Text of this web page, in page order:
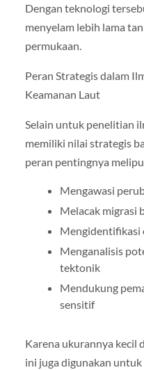
Dengan teknologi
menyelam lebih lama
permukaan.
Peran Strategis dalam
Keamanan Laut
Selain untuk penelitian
memiliki nilai strategis
peran pentingnya
Mengawasi
Melacak migrasi
Mengidentifikasi
Menganalisis
tektonik
Mendukung
sensitif
Karena ukurannya kecil
ini juga digunakan